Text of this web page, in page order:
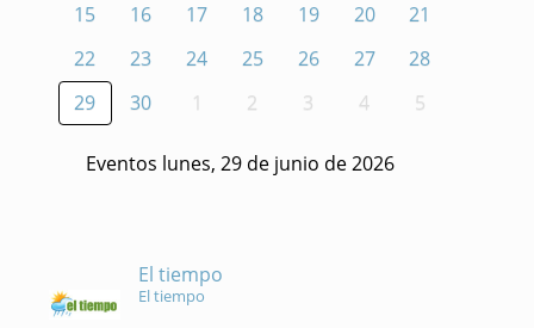
15
16 17 18 19 20
21
22
23 24 25 26 27
28
29
30 1 2 3 4 5
Eventos lunes, 29 de junio de 2026
El tiempo
El tiempo